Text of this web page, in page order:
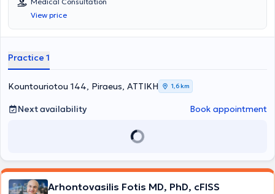
hernia, pilonidal cyst, hemorrhoids, lipomas, and breast surgery. He
possesses significant experience and has performed numerous
procedures throughout his career. Additionally, he is a member of
View price
Practice 1
Kountouriotou 144, Piraeus, ΑΤΤΙΚΗ 1,6 km
Next availability Book appointment
Arhontovasilis Fotis MD, PhD, cFISS